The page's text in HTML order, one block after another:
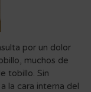
por un dolor
muchos de
tobillo. Sin
la cara interna del